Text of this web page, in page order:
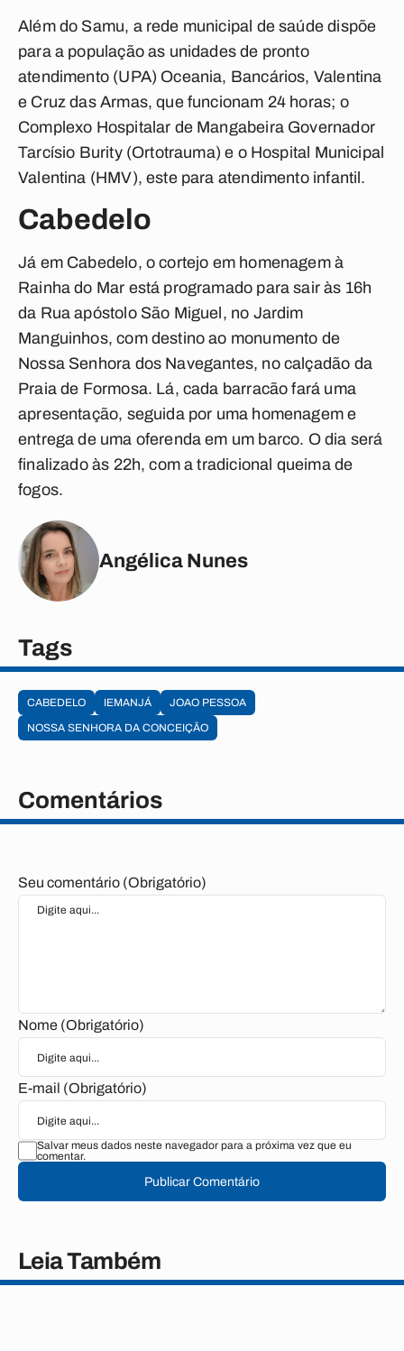
Além do Samu, a rede municipal de saúde dispõe
para a população as unidades de pronto
atendimento (UPA) Oceania, Bancários, Valentina
e Cruz das Armas, que funcionam 24 horas; o
Complexo Hospitalar de Mangabeira Governador
Tarcísio Burity (Ortotrauma) e o Hospital Municipal
Valentina (HMV), este para atendimento infantil.
Cabedelo
Já em Cabedelo, o cortejo em homenagem à
Rainha do Mar está programado para sair às 16h
da Rua apóstolo São Miguel, no Jardim
Manguinhos, com destino ao monumento de
Nossa Senhora dos Navegantes, no calçadão da
Praia de Formosa. Lá, cada barracão fará uma
apresentação, seguida por uma homenagem e
entrega de uma oferenda em um barco. O dia será
finalizado às 22h, com a tradicional queima de
fogos.
Angélica Nunes
Tags
CABEDELO IEMANJÁ
JOAO PESSOA
NOSSA SENHORA DA CONCEIÇÃO
Comentários
Seu comentário (Obrigatório)
Nome (Obrigatório)
E-mail (Obrigatório)
Salvar meus dados neste navegador para a próxima vez que eu
comentar.
Publicar Comentário
Leia Também